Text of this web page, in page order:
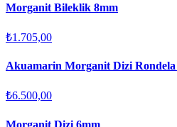
Morganit Bileklik 8mm
₺1.705,00
Akuamarin Morganit Dizi
₺6.500,00
Morganit Dizi 6mm